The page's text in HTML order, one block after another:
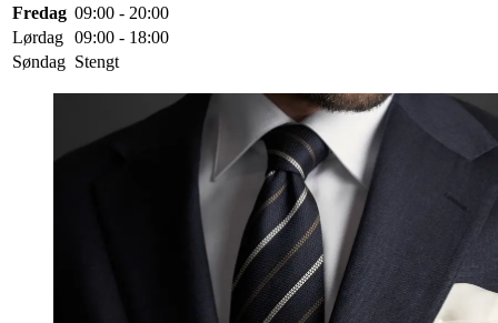
Fredag 09:00 - 20:00
Lørdag 09:00 - 18:00
Søndag Stengt